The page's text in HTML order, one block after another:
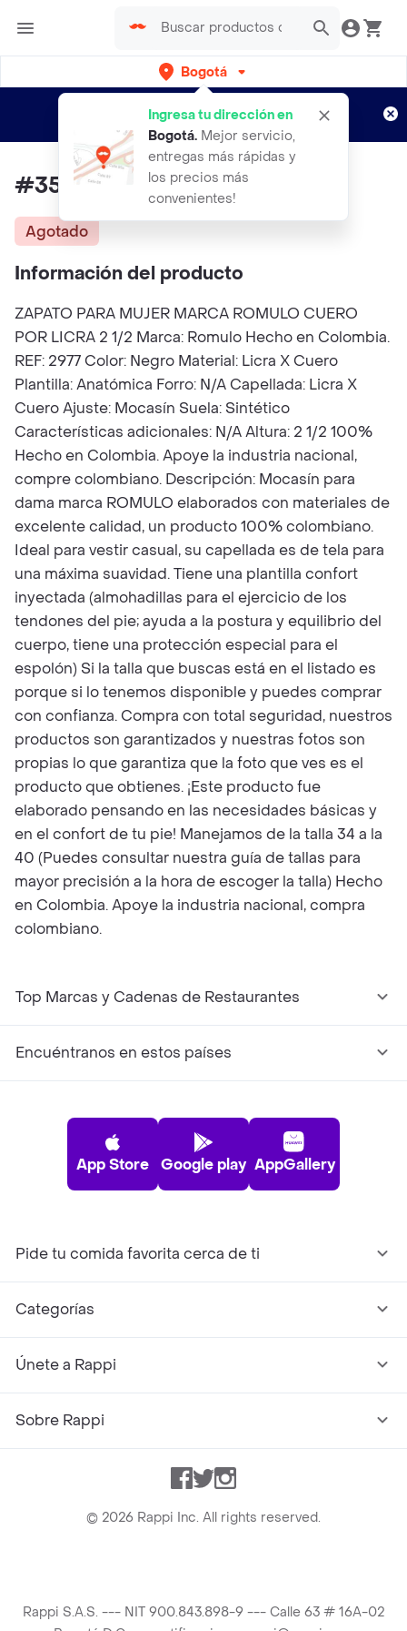
Bogotá
Ingresa tu dirección en
Bogotá. Mejor servicio,
entregas más rápidas y
los precios más
convenientes!
envíos gratis por semanas
Aplican TyC
#35 Zapato Romulo Licra
Agotado
Información del producto
ZAPATO PARA MUJER MARCA ROMULO CUERO
POR LICRA 2 1/2 Marca: Romulo Hecho en Colombia.
REF: 2977 Color: Negro Material: Licra X Cuero
Plantilla: Anatómica Forro: N/A Capellada: Licra X
Cuero Ajuste: Mocasín Suela: Sintético
Características adicionales: N/A Altura: 2 1/2 100%
Hecho en Colombia. Apoye la industria nacional,
compre colombiano. Descripción: Mocasín para
dama marca ROMULO elaborados con materiales de
excelente calidad, un producto 100% colombiano.
Ideal para vestir casual, su capellada es de tela para
una máxima suavidad. Tiene una plantilla confort
inyectada (almohadillas para el ejercicio de los
tendones del pie; ayuda a la postura y equilibrio del
cuerpo, tiene una protección especial para el
espolón) Si la talla que buscas está en el listado es
porque si lo tenemos disponible y puedes comprar
con confianza. Compra con total seguridad, nuestros
productos son garantizados y nuestras fotos son
propias lo que garantiza que la foto que ves es el
producto que obtienes. ¡Este producto fue
elaborado pensando en las necesidades básicas y
en el confort de tu pie! Manejamos de la talla 34 a la
40 (Puedes consultar nuestra guía de tallas para
mayor precisión a la hora de escoger la talla) Hecho
en Colombia. Apoye la industria nacional, compra
colombiano.
Top Marcas y Cadenas de Restaurantes
Encuéntranos en estos países
App Store Google play AppGallery
Pide tu comida favorita cerca de ti
Categorías
Únete a Rappi
Sobre Rappi
Facebook
TwitterInstagram
© 2026 Rappi Inc. All rights reserved.
Rappi S.A.S. --- NIT 900.843.898-9 --- Calle 63 # 16A-02